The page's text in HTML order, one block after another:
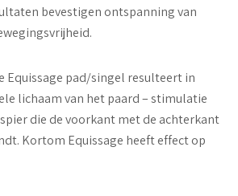
bevestigen ontspanning van
Equissage pad/singel resulteert in
lichaam van het paard – stimulatie
die de voorkant met de achterkant
Kortom Equissage heeft effect op